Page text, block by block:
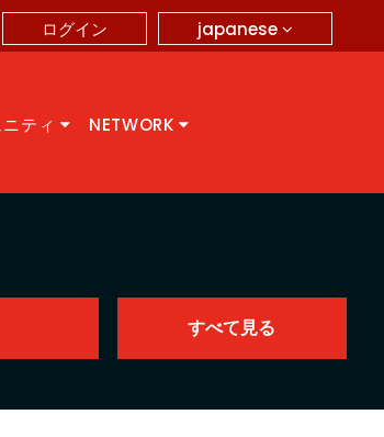
japanese
ログイン
ニティ NETWORK